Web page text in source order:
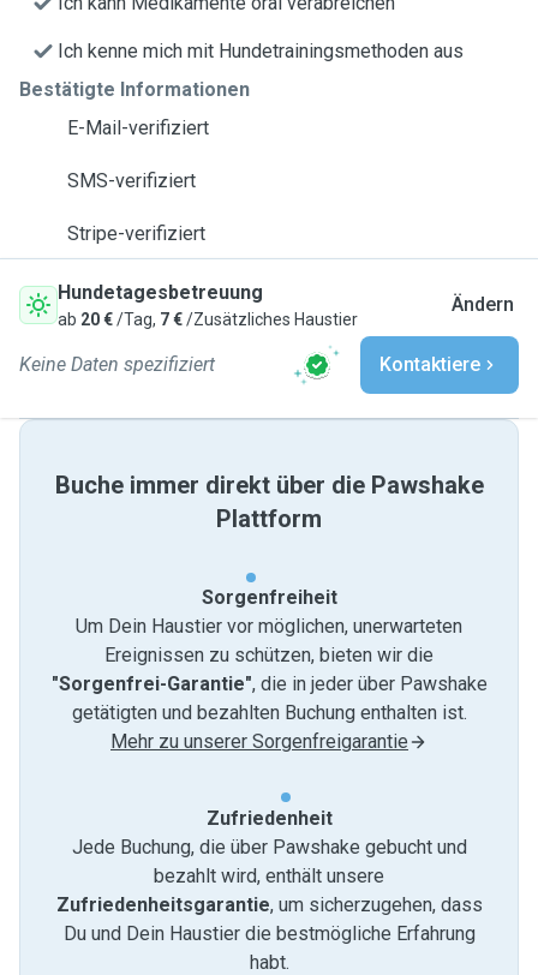
Ich kenne mich mit Hundetrainingsmethoden aus
Bestätigte Informationen
E-Mail-verifiziert
SMS-verifiziert
Stripe-verifiziert
Hundetagesbetreuung
ab 20 €/Tag, 7 €/Zusätzliches Haustier
Ändern
Keine Daten spezifiziert Kontaktiere
Buche immer direkt über die Pawshake
Plattform
Sorgenfreiheit
Um Dein Haustier vor möglichen, unerwarteten
Ereignissen zu schützen, bieten wir die
"Sorgenfrei-Garantie", die in jeder über Pawshake
getätigten und bezahlten Buchung enthalten ist.
Mehr zu unserer Sorgenfreigarantie
Zufriedenheit
Jede Buchung, die über Pawshake gebucht und
bezahlt wird, enthält unsere
Zufriedenheitsgarantie, um sicherzugehen, dass
Du und Dein Haustier die bestmögliche Erfahrung
habt.